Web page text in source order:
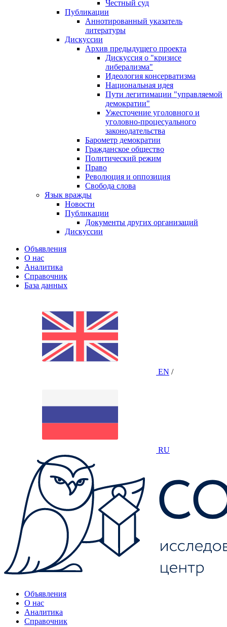
Честный суд
Публикации
Аннотированный указатель
литературы
Дискуссии
Архив предыдущего проекта
Дискуссия о "кризисе
либерализма"
Идеология консерватизма
Национальная идея
Пути легитимации "управляемой
демократии"
Ужесточение уголовного и
уголовно-процесуального
законодательства
Барометр демократии
Гражданское общество
Политический режим
Право
Революция и оппозиция
Свобода слова
Язык вражды
Новости
Публикации
Документы других организаций
Дискуссии
Объявления
О нас
Аналитика
Справочник
База данных
EN /
RU
Объявления
О нас
Аналитика
Справочник